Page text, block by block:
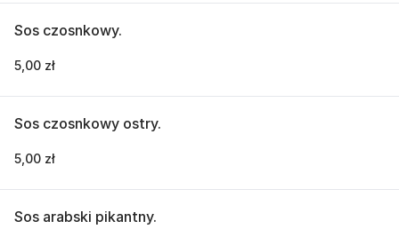
Sos czosnkowy.
5,00 zł
Sos czosnkowy ostry.
5,00 zł
Sos arabski pikantny.